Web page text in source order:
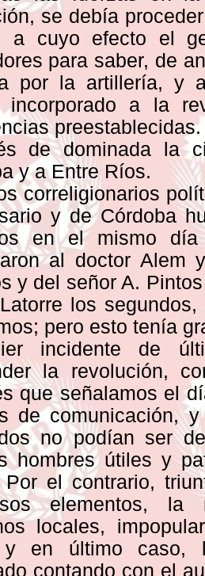
se debía
a cuyo efecto el
para saber, de
por la artillería, y
incorporado a la
preestablecidas.
de dominada la
y a Entre Ríos.
correligionarios
y de Córdoba
en el mismo
al doctor Alem
y del señor A.
los
pero esto tenía
incidente de
la revolución,
que señalamos el
de comunicación,
no podían ser
hombres útiles y
Por el contrario,
elementos, la
locales,
y en último caso,
contando con el